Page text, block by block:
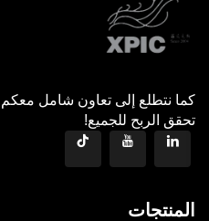
كما نتطلع إلى تعاون شامل معكم
تحقق الربح للجميع!
المنتجات